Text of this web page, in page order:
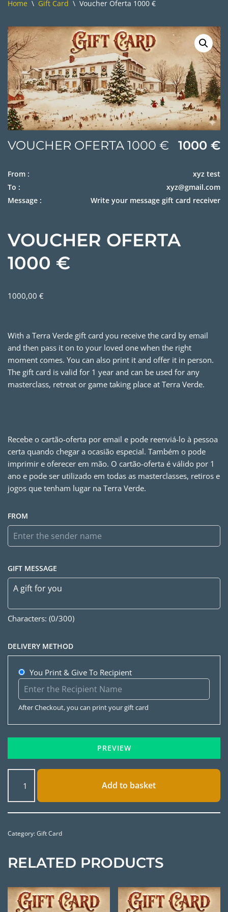
Home \ Gift Card \ Voucher Oferta 1000 €
VOUCHER OFERTA 1000 € 1000 €
From :
xyz test
To :
xyz@gmail.com
Message :
Write your message gift card receiver
VOUCHER OFERTA
1000 €
1000,00 €
With a Terra Verde gift card you receive the card by email
and then pass it on to your loved one when the right
moment comes. You can also print it and offer it in person.
The gift card is valid for 1 year and can be used for any
masterclass, retreat or game taking place at Terra Verde.
Recebe o cartão-oferta por email e pode reenviá-lo à pessoa
certa quando chegar a ocasião especial. Também o pode
imprimir e oferecer em mão. O cartão-oferta é válido por 1
ano e pode ser utilizado em todas as masterclasses, retiros e
jogos que tenham lugar na Terra Verde.
FROM
GIFT MESSAGE
Characters: (0/300)
DELIVERY METHOD
You Print & Give To Recipient
After Checkout, you can print your gift card
PREVIEW
Add to basket
Category:Gift Card
RELATED PRODUCTS